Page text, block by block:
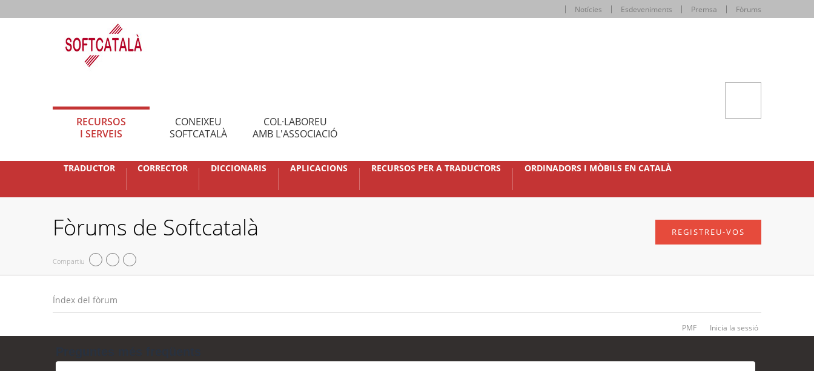
Notícies Esdeveniments Premsa Fòrums
RECURSOS
I SERVEIS
CONEIXEU
SOFTCATALÀ
COL·LABOREU
AMB L'ASSOCIACIÓ
TRADUCTOR CORRECTOR DICCIONARIS APLICACIONS RECURSOS PER A TRADUCTORS ORDINADORS I MÒBILS EN CATALÀ
Fòrums de Softcatalà
Compartiu
REGISTREU-VOS
Índex del fòrum
PMF Inicia la sessió